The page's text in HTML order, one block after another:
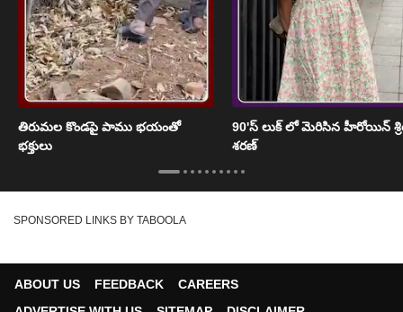
తిరుమల కొండపై పాము భయంతో
భక్తులు
90'స్ లుక్ లో మెరిసిన హీరోయిన్
శరణ్
SPONSORED LINKS BY TABOOLA
ABOUT US FEEDBACK
CAREERS